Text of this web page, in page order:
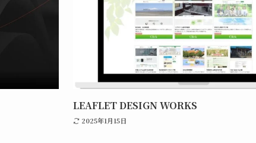
LEAFLET DESIGN WORKS
2025年1月15日